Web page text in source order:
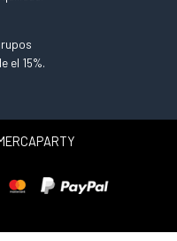
el 15%.